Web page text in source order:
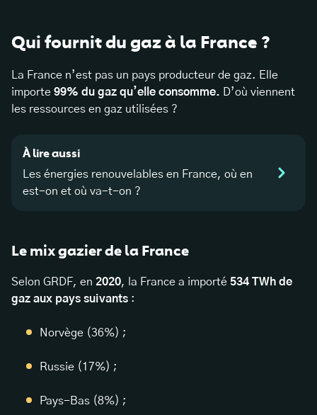
Qui fournit du gaz à la France ?
La France n’est pas un pays producteur de gaz. Elle
importe 99% du gaz qu’elle consomme. D’où viennent
les ressources en gaz utilisées ?
À lire aussi
Les énergies renouvelables en France, où en
est-on et où va-t-on ?
Le mix gazier de la France
Selon GRDF, en 2020, la France a importé 534 TWh de
gaz aux pays suivants :
Norvège (36%) ;
Russie (17%) ;
Pays-Bas (8%) ;